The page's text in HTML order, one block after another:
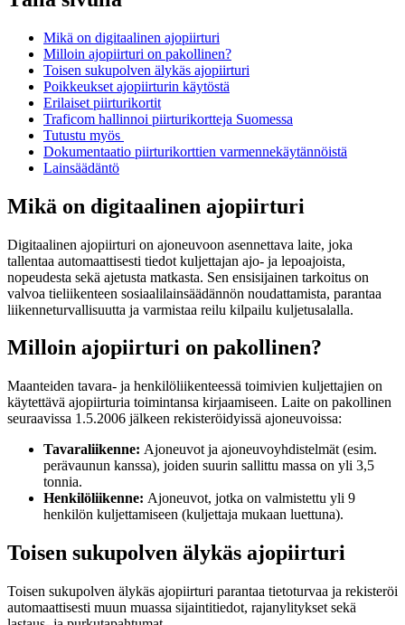
Mikä on digitaalinen ajopiirturi
Milloin ajopiirturi on pakollinen?
Toisen sukupolven älykäs ajopiirturi
Poikkeukset ajopiirturin käytöstä
Erilaiset piirturikortit
Traficom hallinnoi piirturikortteja Suomessa
Tutustu myös
Dokumentaatio piirturikorttien varmennekäytännöistä
Lainsäädäntö
Mikä on digitaalinen ajopiirturi
Digitaalinen ajopiirturi on ajoneuvoon asennettava laite, joka
tallentaa automaattisesti tiedot kuljettajan ajo- ja lepoajoista,
nopeudesta sekä ajetusta matkasta. Sen ensisijainen tarkoitus on
valvoa tieliikenteen sosiaalilainsäädännön noudattamista, parantaa
liikenneturvallisuutta ja varmistaa reilu kilpailu kuljetusalalla.
Milloin ajopiirturi on pakollinen?
Maanteiden tavara- ja henkilöliikenteessä toimivien kuljettajien on
käytettävä ajopiirturia toimintansa kirjaamiseen. Laite on pakollinen
seuraavissa 1.5.2006 jälkeen rekisteröidyissä ajoneuvoissa:
Tavaraliikenne: Ajoneuvot ja ajoneuvoyhdistelmät (esim.
perävaunun kanssa), joiden suurin sallittu massa on yli 3,5
tonnia.
Henkilöliikenne: Ajoneuvot, jotka on valmistettu yli 9
henkilön kuljettamiseen (kuljettaja mukaan luettuna).
Toisen sukupolven älykäs ajopiirturi
Toisen sukupolven älykäs ajopiirturi parantaa tietoturvaa ja rekisteröi
automaattisesti muun muassa sijaintitiedot, rajanylitykset sekä